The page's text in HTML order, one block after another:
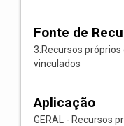
Fonte de
3:Recursos
vinculados
Aplicação
GERAL - Recursos